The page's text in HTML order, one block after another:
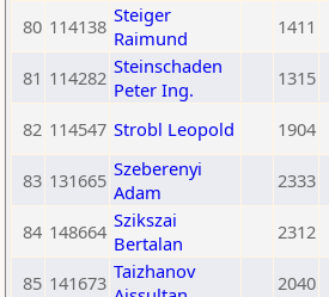
80 114138 Steiger
Raimund
1411
81 114282 Steinschaden
Peter Ing.
1315
82 114547 Strobl Leopold 1904
83 131665 Szeberenyi
Adam
2333
84 148664 Szikszai
Bertalan
2312
85 141673 Taizhanov
2040